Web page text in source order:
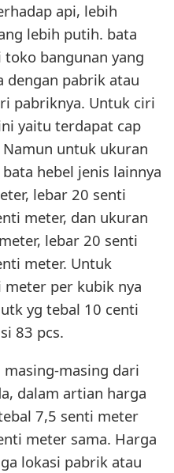
api, lebih
lebih putih. bata
bangunan yang
dengan pabrik atau
pabriknya. Untuk ciri
yaitu terdapat cap
untuk ukuran
hebel jenis lainnya
lebar 20 senti
meter, dan ukuran
lebar 20 senti
meter. Untuk
per kubik nya
yg tebal 10 centi
83 pcs.
masing-masing dari
dalam artian harga
7,5 senti meter
meter sama. Harga
lokasi pabrik atau